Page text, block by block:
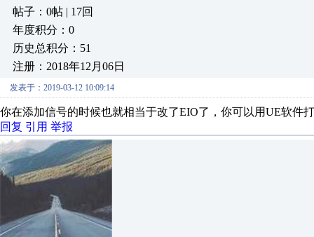
帖子：0帖 | 17回
年度积分：0
历史总积分：51
注册：2018年12月06日
发表于：2019-03-12 10:09:14
你在添加信号的时候也就相当于改了EIO了，你可以用UE软件
回复 引用 举报